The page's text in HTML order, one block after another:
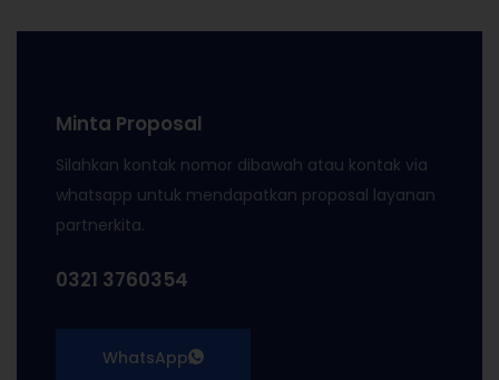
Minta Proposal
Silahkan kontak nomor dibawah atau kontak via
whatsapp untuk mendapatkan proposal layanan
partnerkita.
0321 3760354
WhatsApp